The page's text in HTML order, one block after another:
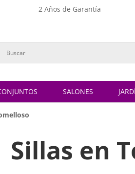
2 Años de Garantía
SALONES
Sillas en